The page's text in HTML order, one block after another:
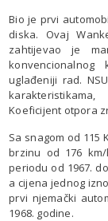
Bio je prvi
diska. Ovaj
zahtijevao je
uglađeniji rad.
Koeficijent otpora
Sa snagom od 115
brzinu od 176
periodu od 1967.
a cijena jednog
prvi njemački
1968. godine.